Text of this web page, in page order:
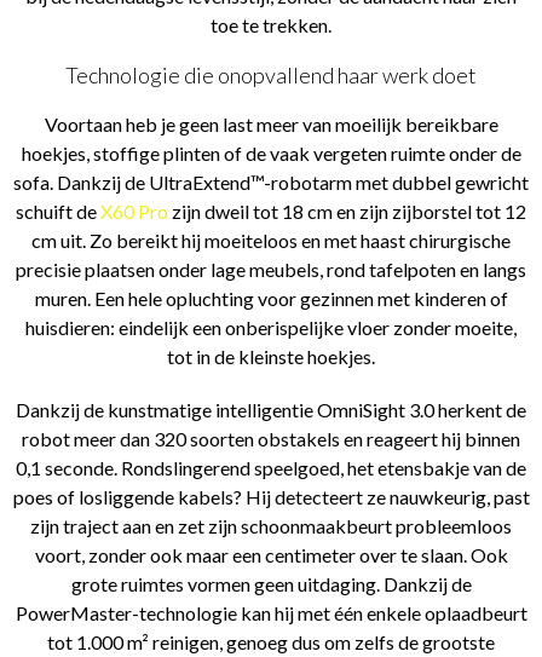
toe te trekken.
Technologie die onopvallend haar werk doet
Voortaan heb je geen last meer van moeilijk bereikbare
hoekjes, stoffige plinten of de vaak vergeten ruimte onder de
sofa. Dankzij de UltraExtend™-robotarm met dubbel gewricht
schuift deX60 Pro zijn dweil tot 18 cm en zijn zijborstel tot 12
cm uit. Zo bereikt hij moeiteloos en met haast chirurgische
precisie plaatsen onder lage meubels, rond tafelpoten en langs
muren. Een hele opluchting voor gezinnen met kinderen of
huisdieren: eindelijk een onberispelijke vloer zonder moeite,
tot in de kleinste hoekjes.
Dankzij de kunstmatige intelligentie OmniSight 3.0 herkent de
robot meer dan 320 soorten obstakels en reageert hij binnen
0,1 seconde. Rondslingerend speelgoed, het etensbakje van de
poes of losliggende kabels? Hij detecteert ze nauwkeurig, past
zijn traject aan en zet zijn schoonmaakbeurt probleemloos
voort, zonder ook maar een centimeter over te slaan. Ook
grote ruimtes vormen geen uitdaging. Dankzij de
PowerMaster-technologie kan hij met één enkele oplaadbeurt
tot 1.000 m² reinigen, genoeg dus om zelfs de grootste